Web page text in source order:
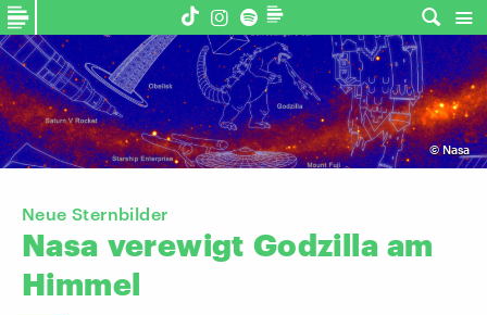
©Nasa
Neue Sternbilder
Nasa verewigt Godzilla am
Himmel